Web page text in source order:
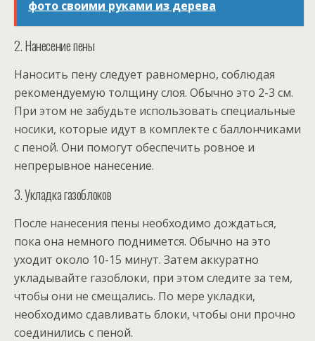
фото своими руками из дерева
2. Нанесение пены
Наносить пену следует равномерно, соблюдая
рекомендуемую толщину слоя. Обычно это 2-3 см.
При этом не забудьте использовать специальные
носики, которые идут в комплекте с баллончиками
с пеной. Они помогут обеспечить ровное и
непрерывное нанесение.
3. Укладка газоблоков
После нанесения пены необходимо дождаться,
пока она немного поднимется. Обычно на это
уходит около 10-15 минут. Затем аккуратно
укладывайте газоблоки, при этом следите за тем,
чтобы они не смещались. По мере укладки,
необходимо сдавливать блоки, чтобы они прочно
соединились с пеной.